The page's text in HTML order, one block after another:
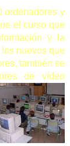
ordenadores y
el curso que
y la
nuevos que
también se
de vídeo